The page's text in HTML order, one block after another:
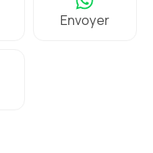
Envoyer